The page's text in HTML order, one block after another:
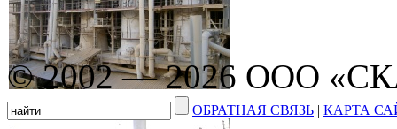
© 2002 — 2026 ООО
ОБРАТНАЯ СВЯЗЬ | КАРТА